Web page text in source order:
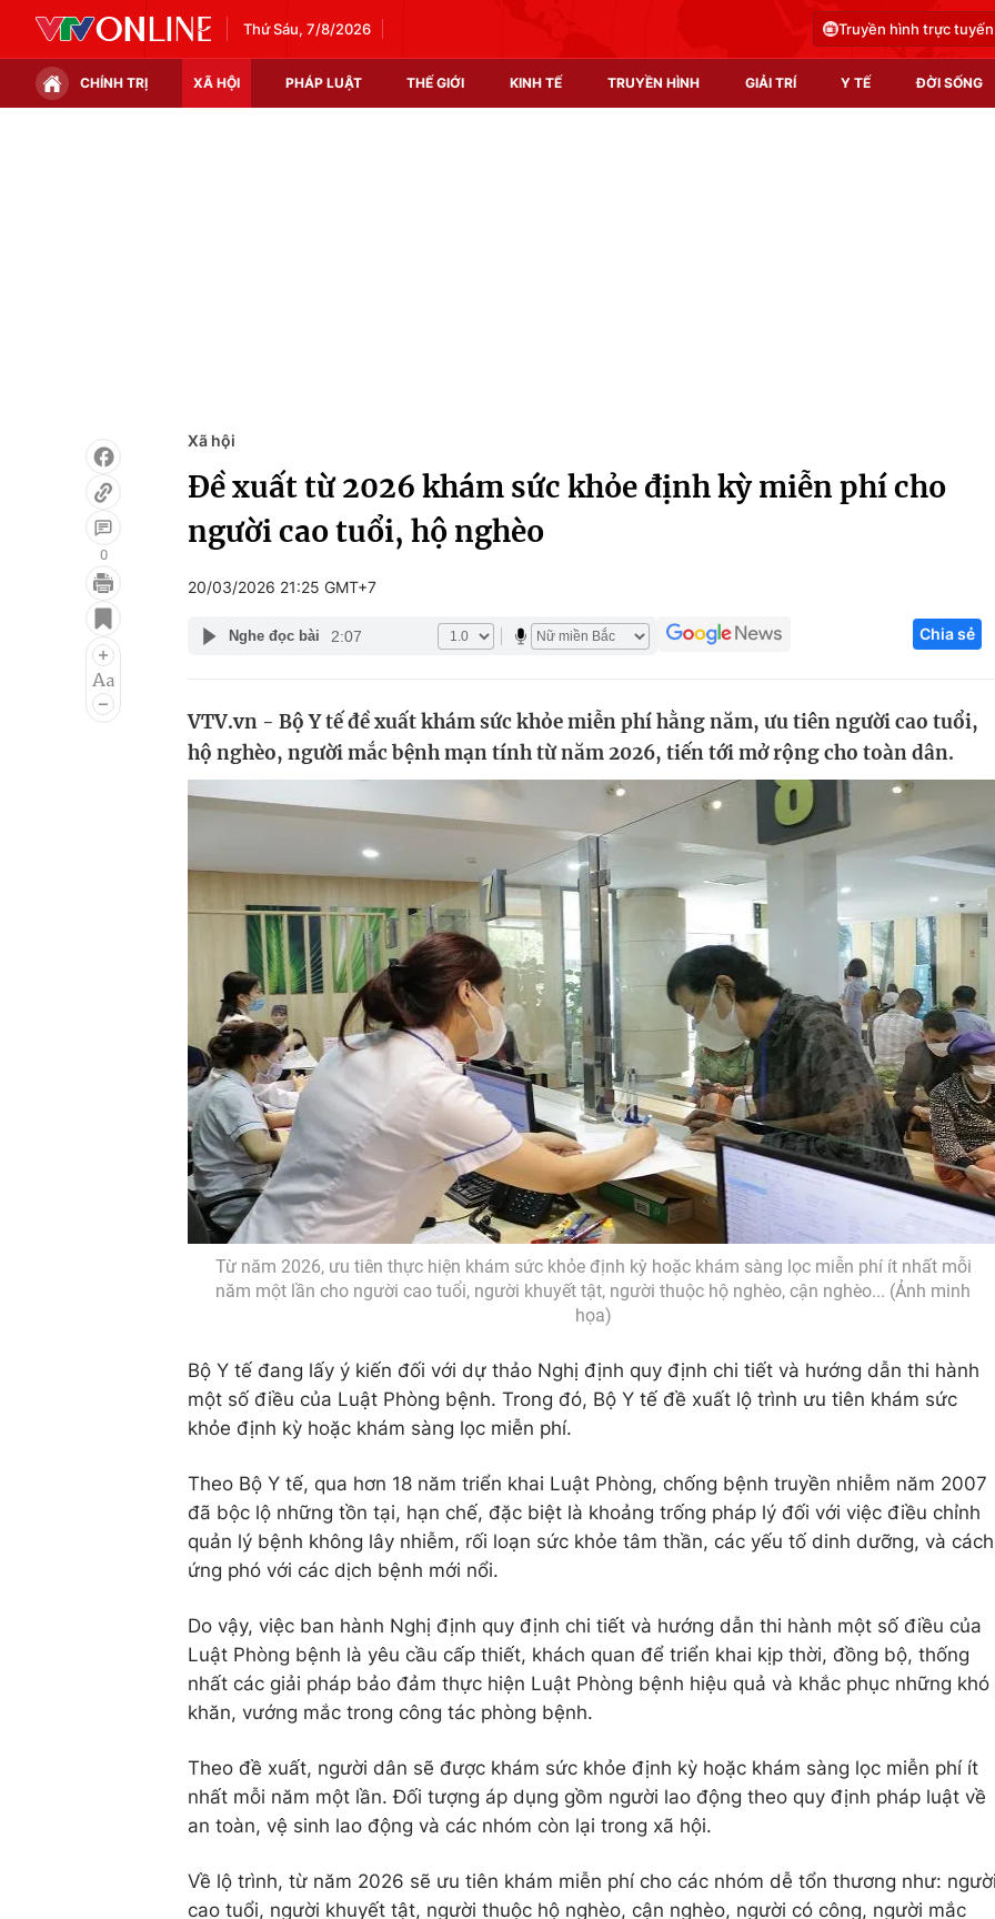
Thứ Sáu, 7/8/2026 Truyền hình trực tuyến
CHÍNH TRỊ XÃ HỘI PHÁP LUẬT THẾ GIỚI KINH TẾ TRUYỀN HÌNH GIẢI TRÍ Y TẾ ĐỜI SỐNG
Infographic
Điện ảnh
Âm nhạc
Du lịch
Chất lượng cuộc sống
Tuyển sinh
Hitech Công
Thị trường
Tư vấn
0
Xã hội
Đề xuất từ 2026 khám sức khỏe định kỳ miễn phí cho
người cao tuổi, hộ nghèo
20/03/2026 21:25 GMT+7
Nghe đọc bài 2:07 Chia sẻ
VTV.vn - Bộ Y tế đề xuất khám sức khỏe miễn phí hằng năm, ưu tiên người cao tuổi,
hộ nghèo, người mắc bệnh mạn tính từ năm 2026, tiến tới mở rộng cho toàn dân.
Từ năm 2026, ưu tiên thực hiện khám sức khỏe định kỳ hoặc khám sàng lọc miễn phí ít nhất mỗi
năm một lần cho người cao tuổi, người khuyết tật, người thuộc hộ nghèo, cận nghèo... (Ảnh minh
họa)
Bộ Y tế đang lấy ý kiến đối với dự thảo Nghị định quy định chi tiết và hướng dẫn thi hành
một số điều của Luật Phòng bệnh. Trong đó, Bộ Y tế đề xuất lộ trình ưu tiên khám sức
khỏe định kỳ hoặc khám sàng lọc miễn phí.
Theo Bộ Y tế, qua hơn 18 năm triển khai Luật Phòng, chống bệnh truyền nhiễm năm 2007
đã bộc lộ những tồn tại, hạn chế, đặc biệt là khoảng trống pháp lý đối với việc điều chỉnh
quản lý bệnh không lây nhiễm, rối loạn sức khỏe tâm thần, các yếu tố dinh dưỡng, và cách
ứng phó với các dịch bệnh mới nổi.
Do vậy, việc ban hành Nghị định quy định chi tiết và hướng dẫn thi hành một số điều của
Luật Phòng bệnh là yêu cầu cấp thiết, khách quan để triển khai kịp thời, đồng bộ, thống
nhất các giải pháp bảo đảm thực hiện Luật Phòng bệnh hiệu quả và khắc phục những khó
khăn, vướng mắc trong công tác phòng bệnh.
Theo đề xuất, người dân sẽ được khám sức khỏe định kỳ hoặc khám sàng lọc miễn phí ít
nhất mỗi năm một lần. Đối tượng áp dụng gồm người lao động theo quy định pháp luật về
an toàn, vệ sinh lao động và các nhóm còn lại trong xã hội.
Về lộ trình, từ năm 2026 sẽ ưu tiên khám miễn phí cho các nhóm dễ tổn thương như:
cao tuổi, người khuyết tật, người thuộc hộ nghèo, cận nghèo, người có công, người mắc